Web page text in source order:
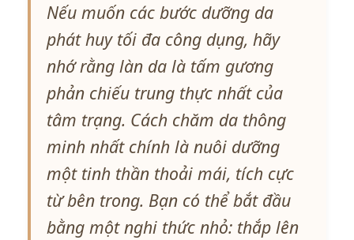
Nếu muốn các bước dưỡng da
phát huy tối đa công dụng, hãy
nhớ rằng làn da là tấm gương
phản chiếu trung thực nhất của
tâm trạng. Cách chăm da thông
minh nhất chính là nuôi dưỡng
một tinh thần thoải mái, tích cực
từ bên trong. Bạn có thể bắt đầu
bằng một nghi thức nhỏ: thắp lên